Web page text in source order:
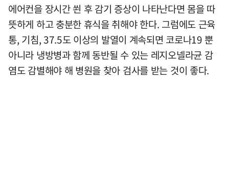
에어컨을 장시간 쐰 후 감기 증상이 나타난다면 몸을 따
뜻하게 하고 충분한 휴식을 취해야 한다. 그럼에도 근육
통, 기침, 37.5도 이상의 발열이 계속되면 코로나19 뿐
아니라 냉방병과 함께 동반될 수 있는 레지오넬라균 감
염도 감별해야 해 병원을 찾아 검사를 받는 것이 좋다.